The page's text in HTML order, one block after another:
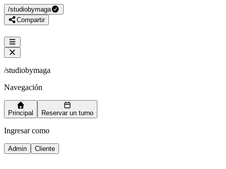
/studiobymaga
Compartir
/studiobymaga
Navegación
Principal Reservar un turno
Ingresar como
Admin Cliente